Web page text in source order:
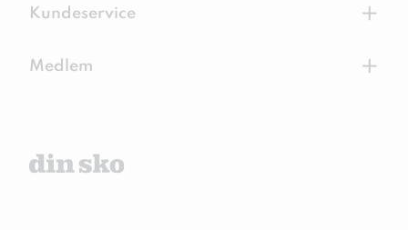
Kundeservice +
Medlem +